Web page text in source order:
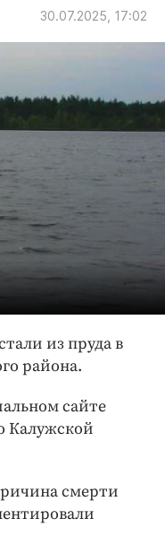
30.07.2025, 17:02
из пруда в
района.
сайте
Калужской
смерти